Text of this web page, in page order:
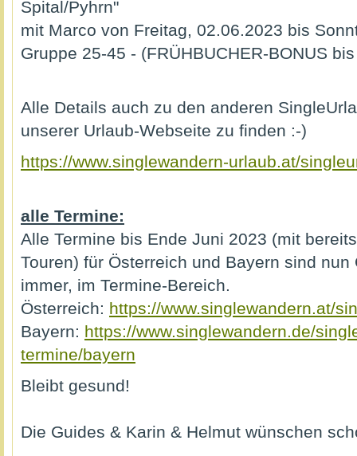
Spital/Pyhrn"
mit Marco von Freitag, 02.06.2023 bis
Gruppe 25-45 - (FRÜHBUCHER-BONUS
Alle Details auch zu den anderen
unserer Urlaub-Webseite zu finden :-)
https://www.singlewandern-urlaub.at/
alle Termine:
Alle Termine bis Ende Juni 2023 (mit
Touren) für Österreich und Bayern sind
immer, im Termine-Bereich.
Österreich: https://www.singlewandern.at/
Bayern: https://www.singlewandern.de/
termine/bayern
Bleibt gesund!
Die Guides & Karin & Helmut wünschen